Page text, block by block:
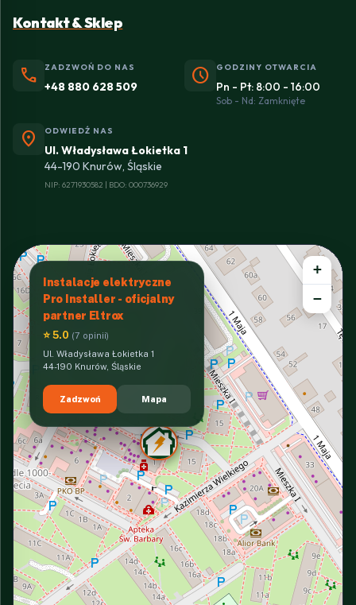
Kontakt & Sklep
phone ZADZWOŃ DO NAS
+48 880 628 509 schedule GODZINY OTWARCIA
Pn - Pt: 8:00 - 16:00
Sob - Nd: Zamknięte
location_on ODWIEDŹ NAS
Ul. Władysława Łokietka 1
44-190 Knurów, Śląskie
NIP: 6271930582 | BDO: 000736929
Instalacje elektryczne
Pro Installer - oficjalny
partner Eltrox
⭐ 5.0 (7 opinii)
Ul. Władysława Łokietka 1
44-190 Knurów, Śląskie
Zadzwoń Mapa
+
−